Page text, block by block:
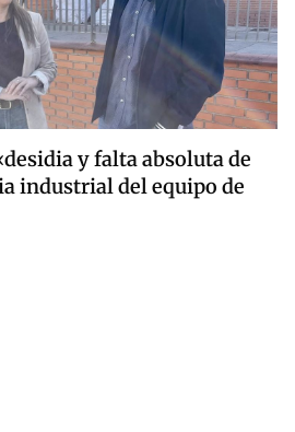
y falta absoluta de
industrial del equipo de